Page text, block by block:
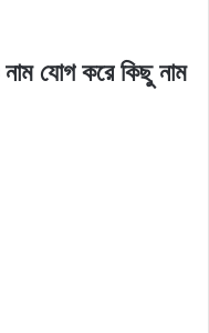
নাম যোগ করে কিছু নাম